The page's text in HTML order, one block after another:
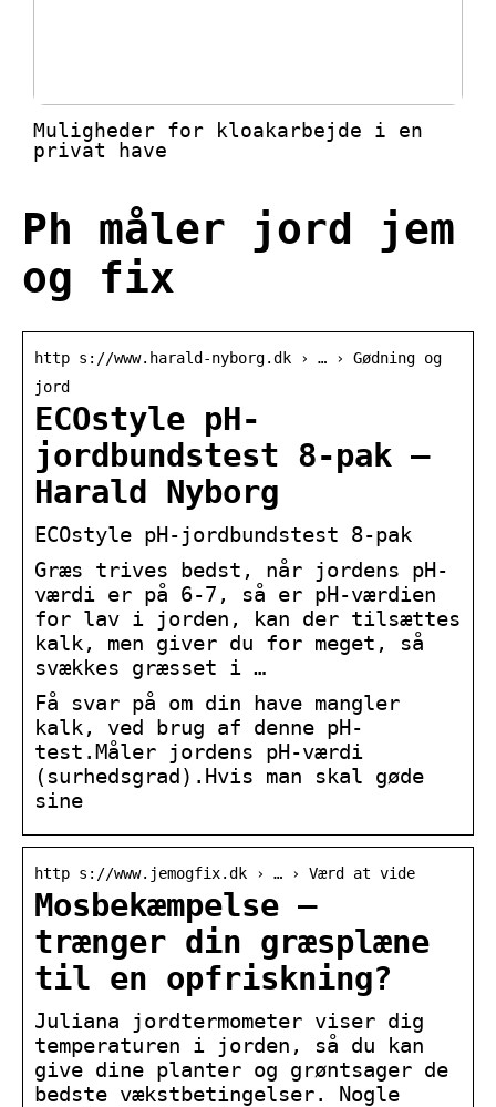
Muligheder for kloakarbejde i en
privat have
Ph måler jord jem
og fix
http s://www.harald-nyborg.dk › … › Gødning og
jord
ECOstyle pH-
jordbundstest 8-pak –
Harald Nyborg
ECOstyle pH-jordbundstest 8-pak
Græs trives bedst, når jordens pH-
værdi er på 6-7, så er pH-værdien
for lav i jorden, kan der tilsættes
kalk, men giver du for meget, så
svækkes græsset i …
Få svar på om din have mangler
kalk, ved brug af denne pH-
test.Måler jordens pH-værdi
(surhedsgrad).Hvis man skal gøde
sine
http s://www.jemogfix.dk › … › Værd at vide
Mosbekæmpelse –
trænger din græsplæne
til en opfriskning?
Juliana jordtermometer viser dig
temperaturen i jorden, så du kan
give dine planter og grøntsager de
bedste vækstbetingelser. Nogle